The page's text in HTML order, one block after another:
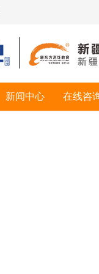
新闻中心 在线咨